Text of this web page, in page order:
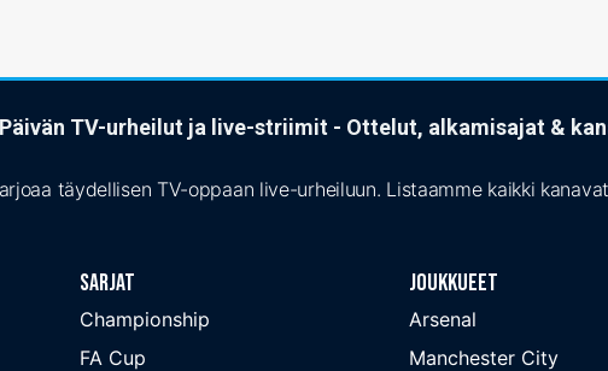
Päivän TV-urheilut ja live-striimit - Ottelut, alkamisajat &
täydellisen TV-oppaan live-urheiluun. Listaamme kaikki
Sarjat
Championship
FA Cup
Joukkueet
Arsenal
Manchester City